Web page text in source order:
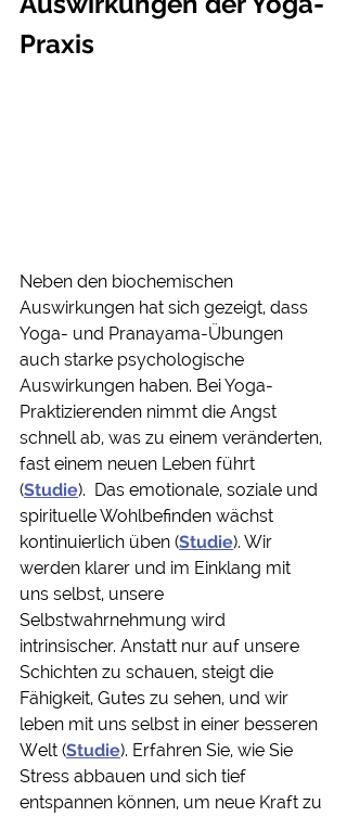
Praxis
Neben den biochemischen
Auswirkungen hat sich gezeigt, dass
Yoga- und Pranayama-Übungen
auch starke psychologische
Auswirkungen haben. Bei Yoga-
Praktizierenden nimmt die Angst
schnell ab, was zu einem veränderten,
fast einem neuen Leben führt
(Studie). Das emotionale, soziale und
spirituelle Wohlbefinden wächst
kontinuierlich üben (Studie). Wir
werden klarer und im Einklang mit
uns selbst, unsere
Selbstwahrnehmung wird
intrinsischer. Anstatt nur auf unsere
Schichten zu schauen, steigt die
Fähigkeit, Gutes zu sehen, und wir
leben mit uns selbst in einer besseren
Welt (Studie). Erfahren Sie, wie Sie
Stress abbauen und sich tief
entspannen können, um neue Kraft zu